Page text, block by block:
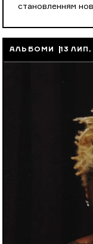
становленням
АЛЬБОМИ 13